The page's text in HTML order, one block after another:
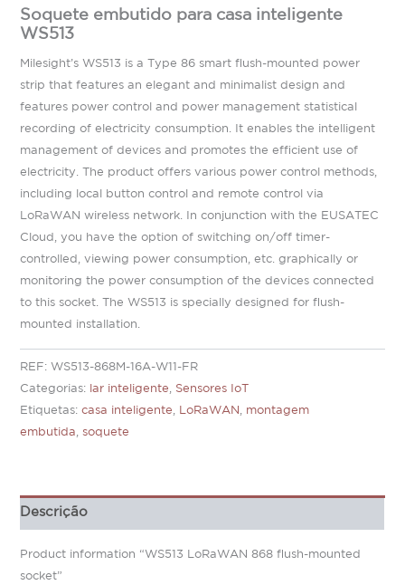
Soquete embutido para casa inteligente
WS513
Milesight’s WS513 is a Type 86 smart flush-mounted power
strip that features an elegant and minimalist design and
features power control and power management statistical
recording of electricity consumption. It enables the intelligent
management of devices and promotes the efficient use of
electricity. The product offers various power control methods,
including local button control and remote control via
LoRaWAN wireless network. In conjunction with the EUSATEC
Cloud, you have the option of switching on/off timer-
controlled, viewing power consumption, etc. graphically or
monitoring the power consumption of the devices connected
to this socket. The WS513 is specially designed for flush-
mounted installation.
REF:WS513-868M-16A-W11-FR
Categorias: lar inteligente
Sensores IoT
Etiquetas:casa inteligente LoRaWAN
montagem
embutida
,soquete
Descrição
Product information “WS513 LoRaWAN 868 flush-mounted
socket”